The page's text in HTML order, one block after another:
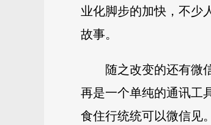
业化脚步的加快，不少
故事。
随之改变的还有微
再是一个单纯的通讯工
食住行统统可以微信见。